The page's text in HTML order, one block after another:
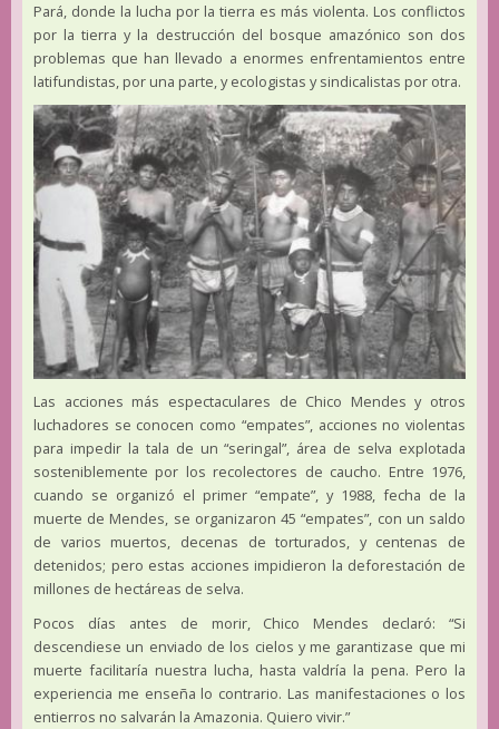
Pará, donde la lucha por la tierra es más violenta. Los conflictos
por la tierra y la destrucción del bosque amazónico son dos
problemas que han llevado a enormes enfrentamientos entre
latifundistas, por una parte, y ecologistas y sindicalistas por otra.
Las acciones más espectaculares de Chico Mendes y otros
luchadores se conocen como “empates”, acciones no violentas
para impedir la tala de un “seringal”, área de selva explotada
sosteniblemente por los recolectores de caucho. Entre 1976,
cuando se organizó el primer “empate”, y 1988, fecha de la
muerte de Mendes, se organizaron 45 “empates”, con un saldo
de varios muertos, decenas de torturados, y centenas de
detenidos; pero estas acciones impidieron la deforestación de
millones de hectáreas de selva.
Pocos días antes de morir, Chico Mendes declaró: “Si
descendiese un enviado de los cielos y me garantizase que mi
muerte facilitaría nuestra lucha, hasta valdría la pena. Pero la
experiencia me enseña lo contrario. Las manifestaciones o los
entierros no salvarán la Amazonia. Quiero vivir.”